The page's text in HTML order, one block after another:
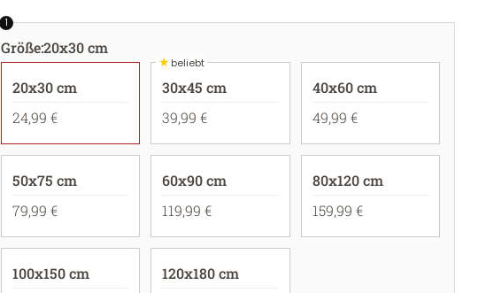
1
Größe:20x30 cm
20x30 cm
24,99 €
★beliebt
30x45 cm
39,99 €
40x60 cm
49,99 €
50x75 cm
79,99 €
60x90 cm
119,99 €
80x120 cm
159,99 €
100x150 cm
120x180 cm